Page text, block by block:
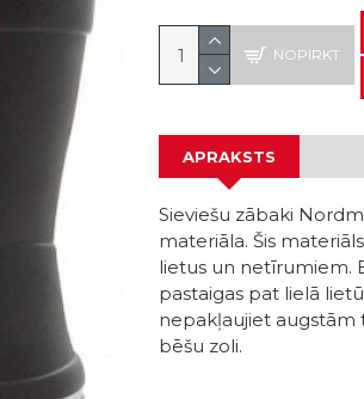
NOPIRKT
APRAKSTS
Sieviešu zābaki
materiāla. Šis
lietus un netīrumiem.
pastaigas pat lielā
nepakļaujiet augstām
bēšu zoli.